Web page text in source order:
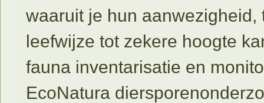
waaruit je hun aanwezigheid,
leefwijze tot zekere hoogte
fauna inventarisatie en
EcoNatura